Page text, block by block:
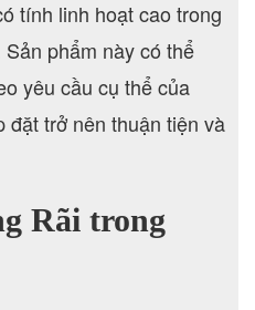
tính linh hoạt cao trong
phẩm này có thể
yêu cầu cụ thể của
trở nên thuận tiện và
Rãi trong